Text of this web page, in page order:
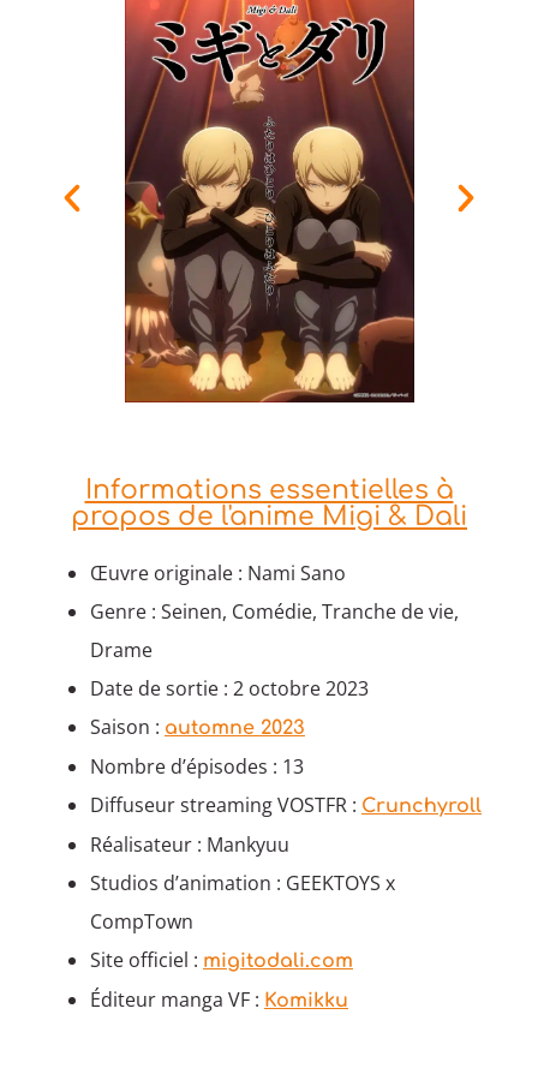
Informations essentielles à
propos de l'anime Migi & Dali
Œuvre originale : Nami Sano
Genre : Seinen, Comédie, Tranche de vie,
Drame
Date de sortie : 2 octobre 2023
Saison : automne 2023
Nombre d’épisodes : 13
Diffuseur streaming VOSTFR : Crunchyroll
Réalisateur : Mankyuu
Studios d’animation : GEEKTOYS x
CompTown
Site officiel : migitodali.com
Éditeur manga VF : Komikku